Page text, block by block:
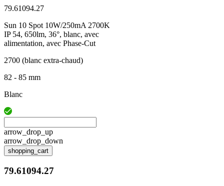
79.61094.27
Sun 10 Spot 10W/250mA 2700K
IP 54, 650lm, 36°, blanc, avec
alimentation, avec Phase-Cut
2700 (blanc extra-chaud)
82 - 85 mm
Blanc
arrow_drop_up
arrow_drop_down
shopping_cart
79.61094.27